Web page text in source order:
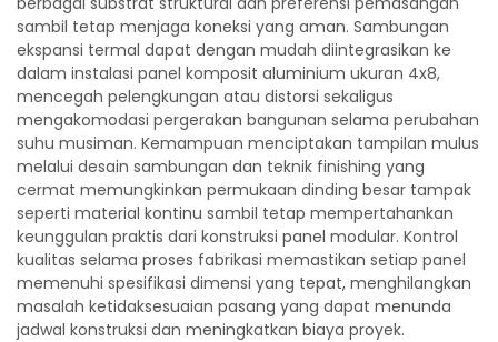
sambil tetap menjaga koneksi yang aman. Sambungan
ekspansi termal dapat dengan mudah diintegrasikan ke
dalam instalasi panel komposit aluminium ukuran 4x8,
mencegah pelengkungan atau distorsi sekaligus
mengakomodasi pergerakan bangunan selama perubahan
suhu musiman. Kemampuan menciptakan tampilan mulus
melalui desain sambungan dan teknik finishing yang
cermat memungkinkan permukaan dinding besar tampak
seperti material kontinu sambil tetap mempertahankan
keunggulan praktis dari konstruksi panel modular. Kontrol
kualitas selama proses fabrikasi memastikan setiap panel
memenuhi spesifikasi dimensi yang tepat, menghilangkan
masalah ketidaksesuaian pasang yang dapat menunda
jadwal konstruksi dan meningkatkan biaya proyek.